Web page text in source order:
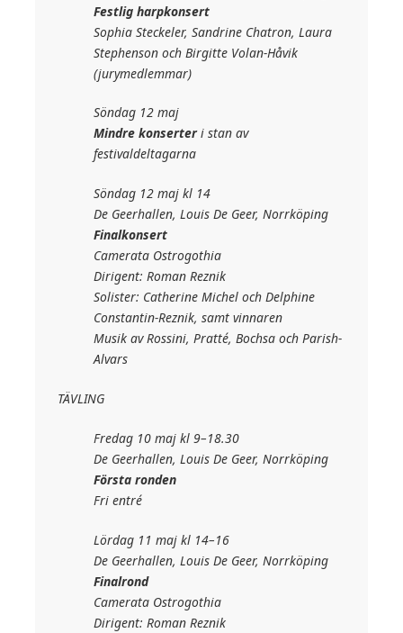
Festlig harpkonsert
Sophia Steckeler, Sandrine Chatron, Laura
Stephenson och Birgitte Volan-Håvik
(jurymedlemmar)
Söndag 12 maj
Mindre konserteri stan av
festivaldeltagarna
Söndag 12 maj kl 14
De Geerhallen, Louis De Geer, Norrköping
Finalkonsert
Camerata Ostrogothia
Dirigent: Roman Reznik
Solister: Catherine Michel och Delphine
Constantin-Reznik, samt vinnaren
Musik av Rossini, Pratté, Bochsa och Parish-
Alvars
TÄVLING
Fredag 10 maj kl 9–18.30
De Geerhallen, Louis De Geer, Norrköping
Första ronden
Fri entré
Lördag 11 maj kl 14–16
De Geerhallen, Louis De Geer, Norrköping
Finalrond
Camerata Ostrogothia
Dirigent: Roman Reznik